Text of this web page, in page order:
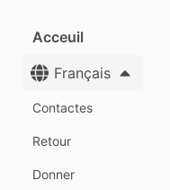
Acceuil
Français
Contactes
Retour
Donner